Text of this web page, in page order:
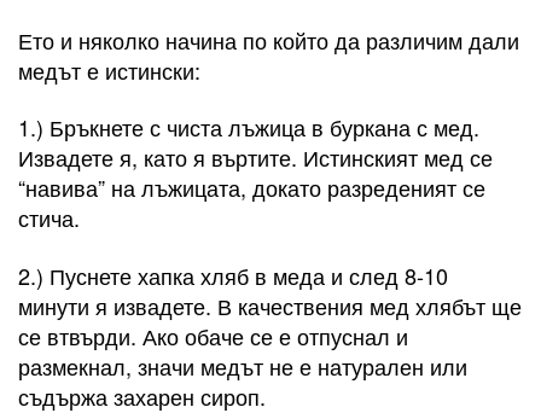
Ето и няколко начина по който да различим дали
медът е истински:
1.) Бръкнете с чиста лъжица в буркана с мед.
Извадете я, като я въртите. Истинският мед се
“навива” на лъжицата, докато разреденият се
стича.
2.) Пуснете хапка хляб в меда и след 8-10
минути я извадете. В качествения мед хлябът ще
се втвърди. Ако обаче се е отпуснал и
размекнал, значи медът не е натурален или
съдържа захарен сироп.